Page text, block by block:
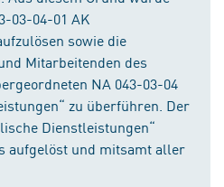
03-04-01 AK
sowie die
Mitarbeitenden des
NA 043-03-04
zu überführen. Der
Dienstleistungen“
aufgelöst und mitsamt aller